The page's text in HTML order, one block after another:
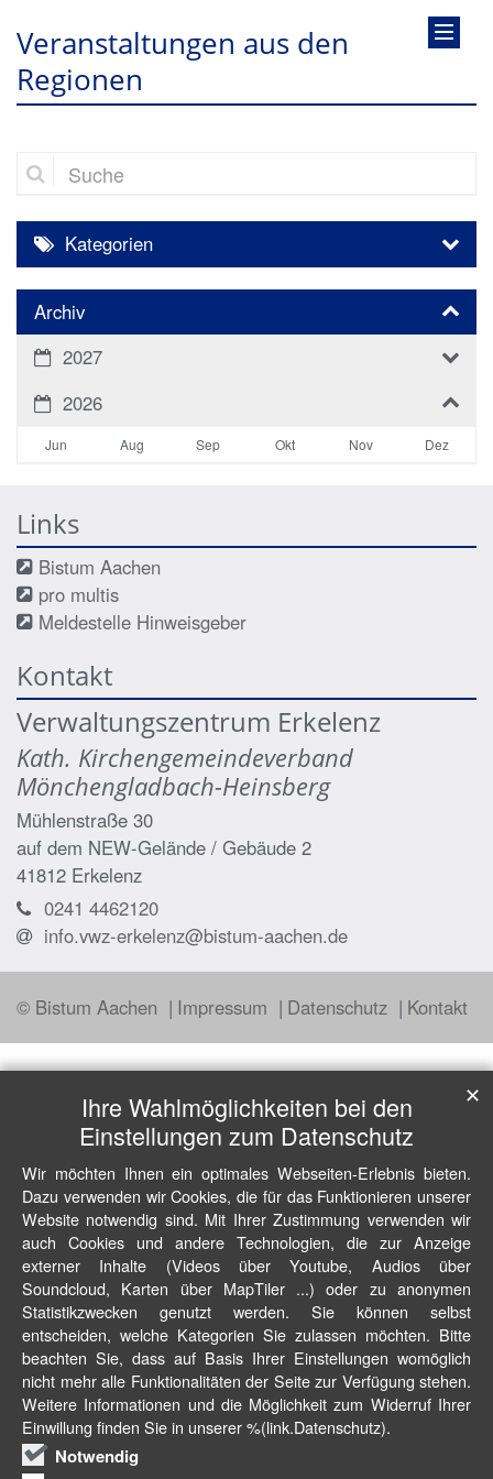
Veranstaltungen aus den
Regionen
Suche
Kategorien
Archiv
2027
2026
Jun Aug Sep Okt Nov Dez
Links
Bistum Aachen
pro multis
Meldestelle Hinweisgeber
Kontakt
Verwaltungszentrum Erkelenz
Kath. Kirchengemeindeverband
Mönchengladbach-Heinsberg
Mühlenstraße 30
auf dem NEW-Gelände / Gebäude 2
41812 Erkelenz
0241 4462120
info.vwz-erkelenz@bistum-aachen.de
© Bistum Aachen Impressum Datenschutz Kontakt
Ihre Wahlmöglichkeiten bei den
Einstellungen zum Datenschutz
Wir möchten Ihnen ein optimales Webseiten-Erlebnis bieten.
Dazu verwenden wir Cookies, die für das Funktionieren unserer
Website notwendig sind. Mit Ihrer Zustimmung verwenden wir
auch Cookies und andere Technologien, die zur Anzeige
externer Inhalte (Videos über Youtube, Audios über
Soundcloud, Karten über MapTiler ...) oder zu anonymen
Statistikzwecken genutzt werden. Sie können selbst
entscheiden, welche Kategorien Sie zulassen möchten. Bitte
beachten Sie, dass auf Basis Ihrer Einstellungen womöglich
nicht mehr alle Funktionalitäten der Seite zur Verfügung stehen.
Weitere Informationen und die Möglichkeit zum Widerruf Ihrer
Einwillung finden Sie in unserer %(link.Datenschutz).
Notwendig
✕